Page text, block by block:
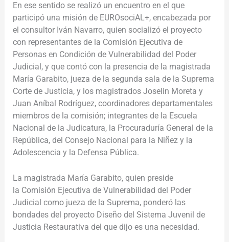
En ese sentido se realizóun encuentro en el que
participó una misión de EUROsociAL+, encabezada por
el consultor Iván Navarro, quien socializó el proyecto
con representantes de la Comisión Ejecutiva de
Personas en Condición de Vulnerabilidad del Poder
Judicial, y que contó con la presencia de la magistrada
María Garabito, jueza de la segunda sala de la Suprema
Corte de Justicia, y los magistrados Joselin Moreta y
Juan Aníbal Rodríguez, coordinadores departamentales
miembros de la comisión;integrantes de la Escuela
Nacional de la Judicatura, la Procuraduría General de la
República, del Consejo Nacional para la Niñez y la
Adolescencia y la Defensa Pública.
La magistrada María Garabito, quien preside
la Comisión Ejecutiva de Vulnerabilidad del Poder
Judicial como jueza de la Suprema, ponderó las
bondades del proyecto Diseño del Sistema Juvenil de
Justicia Restaurativa del que dijo es una necesidad.